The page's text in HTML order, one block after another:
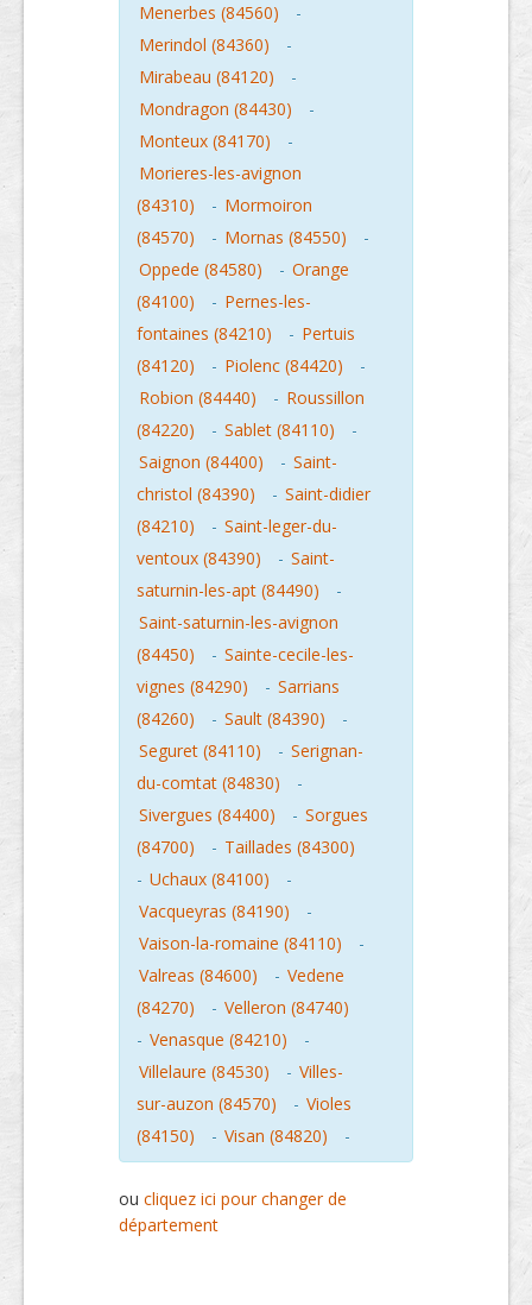
Menerbes (84560)
-
Merindol (84360)
-
Mirabeau (84120)
-
Mondragon (84430)
-
Monteux (84170)
-
Morieres-les-avignon
(84310)
- Mormoiron
(84570)
- Mornas (84550)
-
Oppede (84580)
- Orange
(84100)
- Pernes-les-
fontaines (84210)
- Pertuis
(84120)
- Piolenc (84420)
-
Robion (84440)
- Roussillon
(84220)
- Sablet (84110)
-
Saignon (84400)
- Saint-
christol (84390)
- Saint-didier
(84210)
- Saint-leger-du-
ventoux (84390)
- Saint-
saturnin-les-apt (84490)
-
Saint-saturnin-les-avignon
(84450)
- Sainte-cecile-les-
vignes (84290)
- Sarrians
(84260)
- Sault (84390)
-
Seguret (84110)
- Serignan-
du-comtat (84830)
-
Sivergues (84400)
- Sorgues
(84700)
- Taillades (84300)
- Uchaux (84100)
-
Vacqueyras (84190)
-
Vaison-la-romaine (84110)
-
Valreas (84600)
- Vedene
(84270)
- Velleron (84740)
- Venasque (84210)
-
Villelaure (84530)
- Villes-
sur-auzon (84570)
- Violes
(84150)
- Visan (84820) -
ou cliquez ici pour changer de
département